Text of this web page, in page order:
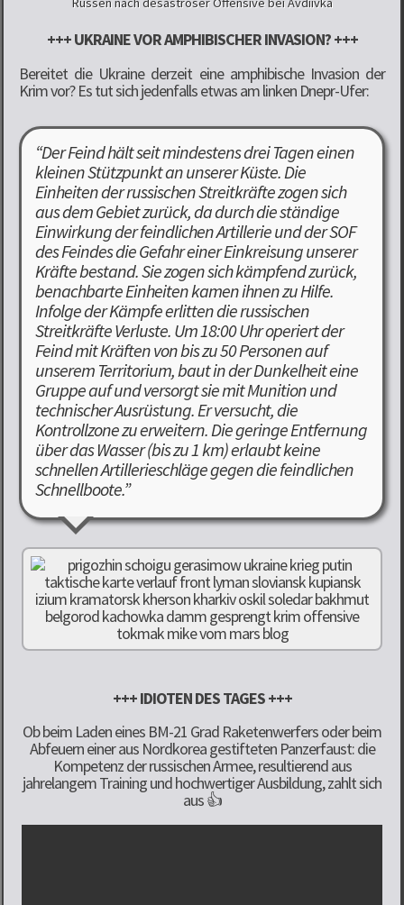
+++ UKRAINE VOR AMPHIBISCHER INVASION? +++
Bereitet die Ukraine derzeit eine amphibische Invasion der
Krim vor? Es tut sich jedenfalls etwas am linken Dnepr-Ufer:
“Der Feind hält seit mindestens drei Tagen einen
kleinen Stützpunkt an unserer Küste. Die
Einheiten der russischen Streitkräfte zogen sich
aus dem Gebiet zurück, da durch die ständige
Einwirkung der feindlichen Artillerie und der SOF
des Feindes die Gefahr einer Einkreisung unserer
Kräfte bestand. Sie zogen sich kämpfend zurück,
benachbarte Einheiten kamen ihnen zu Hilfe.
Infolge der Kämpfe erlitten die russischen
Streitkräfte Verluste. Um 18:00 Uhr operiert der
Feind mit Kräften von bis zu 50 Personen auf
unserem Territorium, baut in der Dunkelheit eine
Gruppe auf und versorgt sie mit Munition und
technischer Ausrüstung. Er versucht, die
Kontrollzone zu erweitern. Die geringe Entfernung
über das Wasser (bis zu 1 km) erlaubt keine
schnellen Artillerieschläge gegen die feindlichen
Schnellboote.”
+++ IDIOTEN DES TAGES +++
Ob beim Laden eines BM-21 Grad Raketenwerfers oder beim
Abfeuern einer aus Nordkorea gestifteten Panzerfaust: die
Kompetenz der russischen Armee, resultierend aus
jahrelangem Training und hochwertiger Ausbildung, zahlt sich
aus 👍